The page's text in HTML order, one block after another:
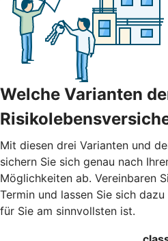
Welche Varianten
Mit diesen drei Varianten und
sichern Sie sich genau nach
Möglichkeiten ab. Vereinbaren
Termin und lassen Sie sich
für Sie am sinnvollsten ist.